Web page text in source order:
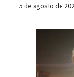
5 de agosto de